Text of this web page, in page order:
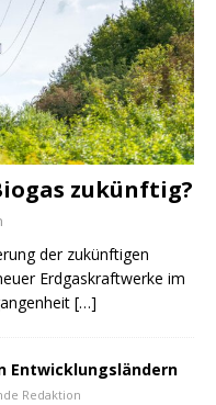
zukünftig?
der zukünftigen
Erdgaskraftwerke im
[…]
Entwicklungsländern
Redaktion